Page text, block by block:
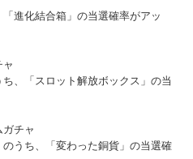
進化結合箱」の当選確率がアッ
ち、「スロット解放ボックス」の